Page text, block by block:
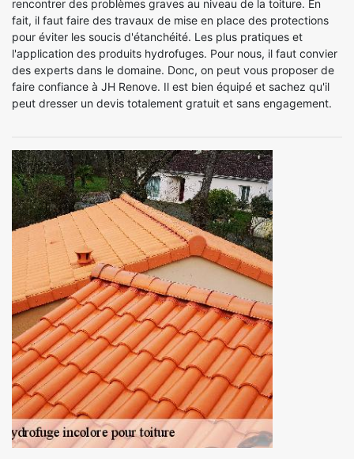
rencontrer des problèmes graves au niveau de la toiture. En
fait, il faut faire des travaux de mise en place des protections
pour éviter les soucis d'étanchéité. Les plus pratiques et
l'application des produits hydrofuges. Pour nous, il faut convier
des experts dans le domaine. Donc, on peut vous proposer de
faire confiance à JH Renove. Il est bien équipé et sachez qu'il
peut dresser un devis totalement gratuit et sans engagement.